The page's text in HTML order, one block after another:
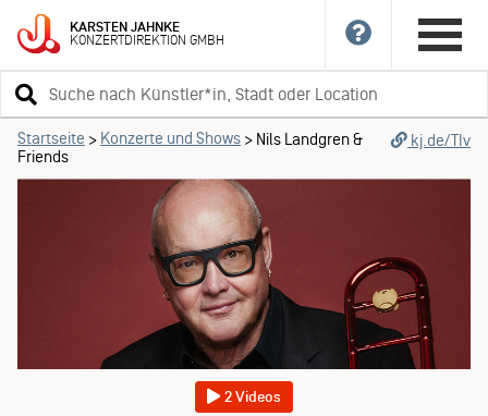
KARSTENJAHNKE
KONZERTDIREKTIONGMBH
Suchbegriff
eingeben
Startseite > Konzerte und Shows > Nils Landgren &
Friends
kj.de/TIv
2 Videos